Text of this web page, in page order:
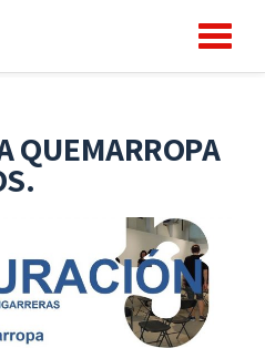
QUEMARROPA